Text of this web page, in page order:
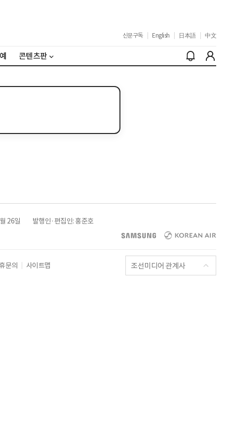
신문구독 English 日本語 中文
콘텐츠판
26일
발행인·편집인: 홍준호
문의 사이트맵 조선미디어 관계사